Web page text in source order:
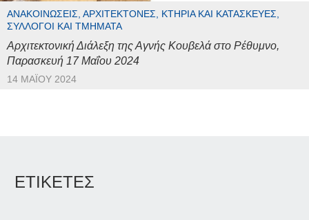
ΑΝΑΚΟΙΝΏΣΕΙΣ, ΑΡΧΙΤΈΚΤΟΝΕΣ, ΚΤΉΡΙΑ ΚΑΙ ΚΑΤΑΣΚΕΥΈΣ,
ΣΎΛΛΟΓΟΙ ΚΑΙ ΤΜΉΜΑΤΑ
Αρχιτεκτονική Διάλεξη της Αγνής Κουβελά στο Ρέθυμνο,
Παρασκευή 17 Μαΐου 2024
14 ΜΑΪ́ΟΥ 2024
ΕΤΙΚΕΤΕΣ